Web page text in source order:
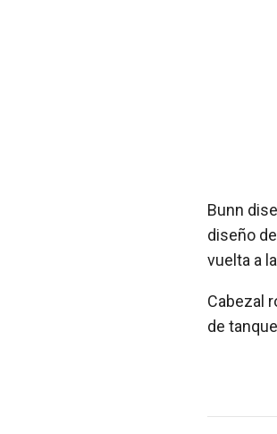
Bunn
diseño
vuelta a
Cabezal
de